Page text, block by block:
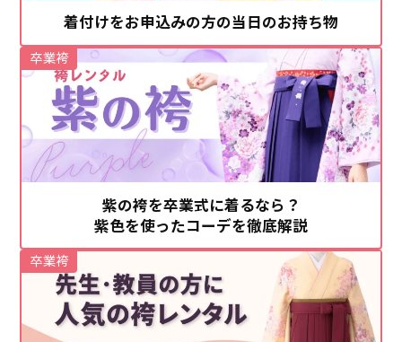
着付けをお申込みの方の当日のお持ち物
紫の袴を卒業式に着るなら？
紫色を使ったコーデを徹底解説
卒業袴
卒業袴